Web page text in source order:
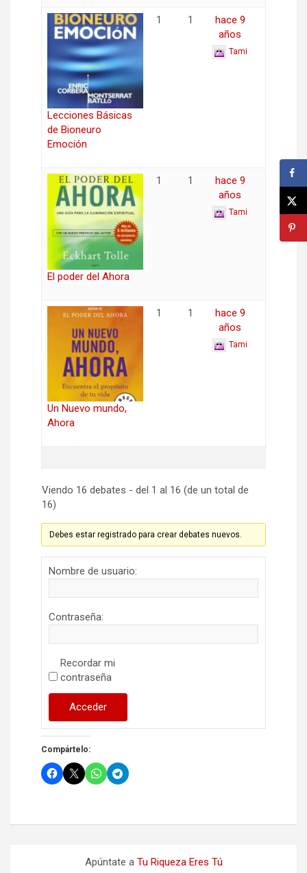
Lecciones Básicas
de Bioneuro
Emoción
1 1
hace 9
años
Tami
El poder del Ahora
1 1
hace 9
años
Tami
Un Nuevo mundo,
Ahora
1 1
hace 9
años
Tami
Viendo 16 debates - del 1 al 16 (de un total de
16)
Debes estar registrado para crear debates nuevos.
Nombre de usuario:
Contraseña:
Recordar mi
contraseña
Acceder
Compártelo:
Apúntate a Tu Riqueza Eres Tú